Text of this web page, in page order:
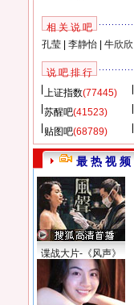
相 关 说 吧
孔莹| 李静怡| 牛欣欣
说 吧 排 行
上证指数(77445)
苏醒吧(41523)
贴图吧(68789)
最 热 视 频
谍战大片-《风声》